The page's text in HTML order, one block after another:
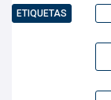
ETIQUETAS